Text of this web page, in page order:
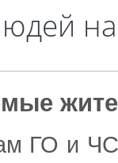
ГО и